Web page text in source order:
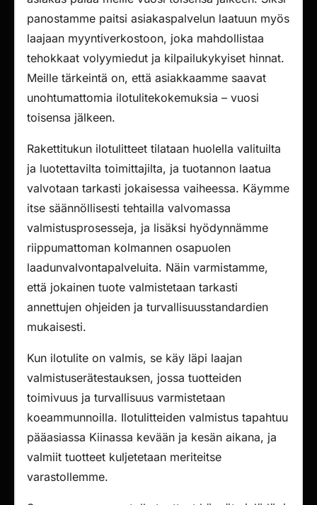
panostamme paitsi asiakaspalvelun laatuun myös
laajaan myyntiverkostoon, joka mahdollistaa
tehokkaat volyymiedut ja kilpailukykyiset hinnat.
Meille tärkeintä on, että asiakkaamme saavat
unohtumattomia ilotulitekokemuksia – vuosi
toisensa jälkeen.
Rakettitukun ilotulitteet tilataan huolella valituilta
ja luotettavilta toimittajilta, ja tuotannon laatua
valvotaan tarkasti jokaisessa vaiheessa. Käymme
itse säännöllisesti tehtailla valvomassa
valmistusprosesseja, ja lisäksi hyödynnämme
riippumattoman kolmannen osapuolen
laadunvalvontapalveluita. Näin varmistamme,
että jokainen tuote valmistetaan tarkasti
annettujen ohjeiden ja turvallisuusstandardien
mukaisesti.
Kun ilotulite on valmis, se käy läpi laajan
valmistuserätestauksen, jossa tuotteiden
toimivuus ja turvallisuus varmistetaan
koeammunnoilla. Ilotulitteiden valmistus tapahtuu
pääasiassa Kiinassa kevään ja kesän aikana, ja
valmiit tuotteet kuljetetaan meriteitse
varastollemme.